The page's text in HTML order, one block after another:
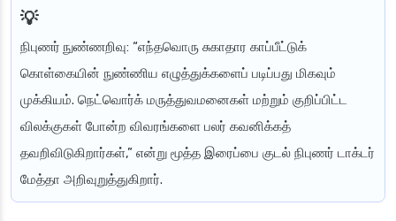
நிபுணர் நுண்ணறிவு: “எந்தவொரு சுகாதார காப்பீட்டுக்
கொள்கையின் நுண்ணிய எழுத்துக்களைப் படிப்பது மிகவும்
முக்கியம். நெட்வொர்க் மருத்துவமனைகள் மற்றும் குறிப்பிட்ட
விலக்குகள் போன்ற விவரங்களை பலர் கவனிக்கத்
தவறிவிடுகிறார்கள்,” என்று மூத்த இரைப்பை குடல் நிபுணர் டாக்டர்
மேத்தா அறிவுறுத்துகிறார்.